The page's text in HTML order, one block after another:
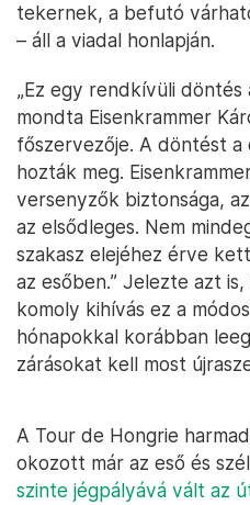
tekernek, a befutó
– áll a viadal honlapján.
„Ez egy rendkívüli
mondta Eisenkrammer
főszervezője. A döntést a
hozták meg.
versenyzők biztonsága,
az elsődleges. Nem
szakasz elejéhez érve
az esőben.” Jelezte azt
komoly kihívás ez a
hónapokkal korábban
zárásokat kell most
A Tour de Hongrie
okozott már az eső és
szinte jégpályává vált az